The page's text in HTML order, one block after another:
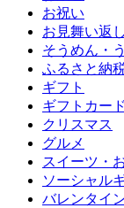
お祝い
お見舞い返し
そうめん・
ふるさと納
ギフト
ギフトカード
クリスマス
グルメ
スイーツ・
ソーシャル
バレンタイ